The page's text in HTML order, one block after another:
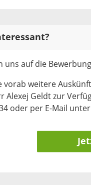
uns auf die
vorab weitere
Alexej Geldt zur
oder per E-Mail